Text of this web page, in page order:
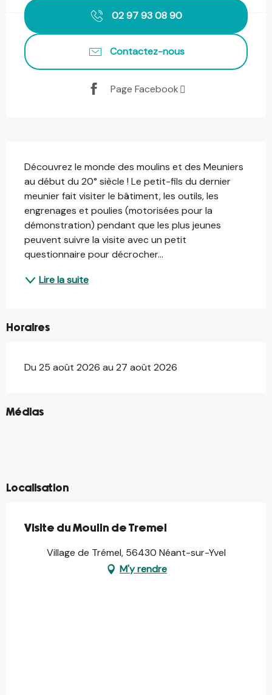
02 97 93 08 90
Contactez-nous
Page Facebook
Découvrez le monde des moulins et des Meuniers
au début du 20° siècle ! Le petit-fils du dernier
meunier fait visiter le bâtiment, les outils, les
engrenages et poulies (motorisées pour la
démonstration) pendant que les plus jeunes
peuvent suivre la visite avec un petit
questionnaire pour décrocher...
Lire la suite
Horaires
Du 25 août 2026 au 27 août 2026
Médias
©
©
Localisation
Visite du Moulin de Tremel
Village de Trémel, 56430 Néant-sur-Yvel
M'y rendre